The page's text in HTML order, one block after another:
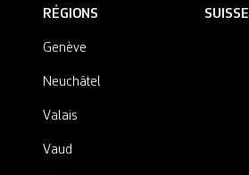
RÉGIONS
Genève
Neuchâtel
Valais
Vaud
SUISSE